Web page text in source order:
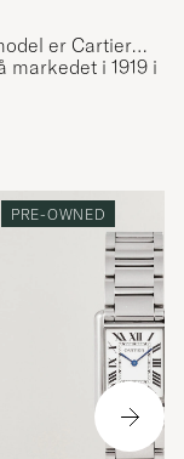
er Cartier
markedet i 1919 i
er en af de
PRE-OWNED